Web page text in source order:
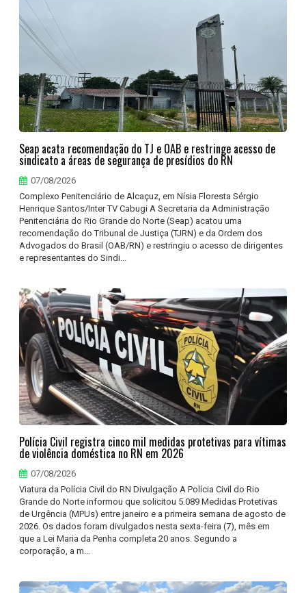
Seap acata recomendação do TJ e OAB e restringe acesso de
sindicato a áreas de segurança de presídios do RN
07/08/2026
Complexo Penitenciário de Alcaçuz, em Nísia Floresta Sérgio
Henrique Santos/Inter TV Cabugi A Secretaria da Administração
Penitenciária do Rio Grande do Norte (Seap) acatou uma
recomendação do Tribunal de Justiça (TJRN) e da Ordem dos
Advogados do Brasil (OAB/RN) e restringiu o acesso de dirigentes
e representantes do Sindi...
Polícia Civil registra cinco mil medidas protetivas para vítimas
de violência doméstica no RN em 2026
07/08/2026
Viatura da Polícia Civil do RN Divulgação A Polícia Civil do Rio
Grande do Norte informou que solicitou 5.089 Medidas Protetivas
de Urgência (MPUs) entre janeiro e a primeira semana de agosto de
2026. Os dados foram divulgados nesta sexta-feira (7), mês em
que a Lei Maria da Penha completa 20 anos. Segundo a
corporação, a m...